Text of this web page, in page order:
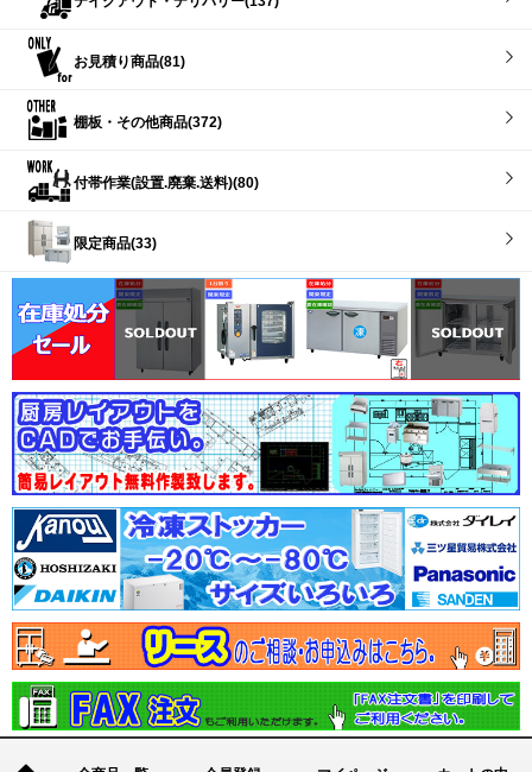
お見積り商品(81)
棚板・その他商品(372)
付帯作業(設置.廃棄.送料)(80)
限定商品(33)